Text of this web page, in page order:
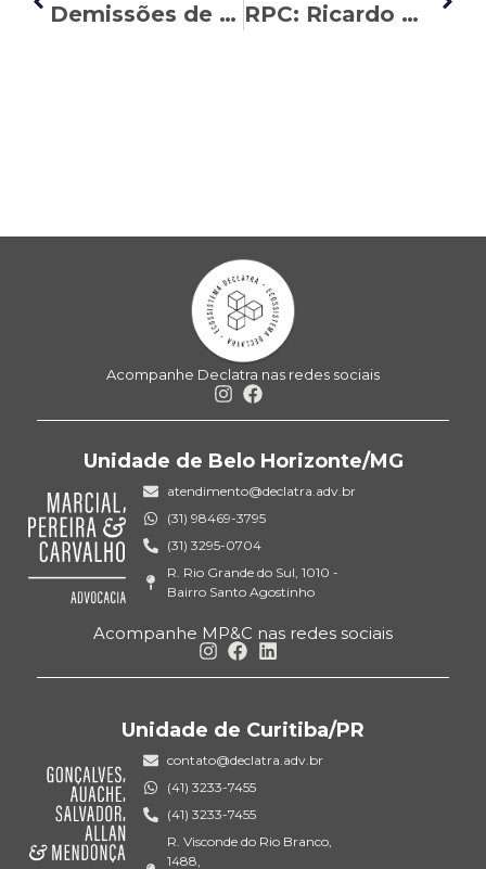
Demissões de jornalistas: quais direitos são sonegados pelas empresas? RPC: Ricardo Mendonça esclarecer as regras sobre horas extras e banco de horas
Acompanhe Declatra nas redes sociais
Unidade de Belo Horizonte/MG
atendimento@declatra.adv.br
(31) 98469-3795
(31) 3295-0704
R. Rio Grande do Sul, 1010 -
Bairro Santo Agostinho
Acompanhe MP&C nas redes sociais
Unidade de Curitiba/PR
contato@declatra.adv.br
(41) 3233-7455
(41) 3233-7455
R. Visconde do Rio Branco,
1488,